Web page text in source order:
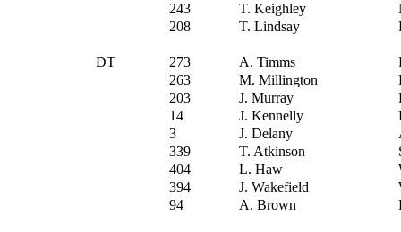
243
T. Keighley
208
T. Lindsay
DT 273 A. Timms
263
M. Millington
203
J. Murray
14
J. Kennelly
3
J. Delany
339
T. Atkinson
404
L. Haw
394
J. Wakefield
94
A. Brown